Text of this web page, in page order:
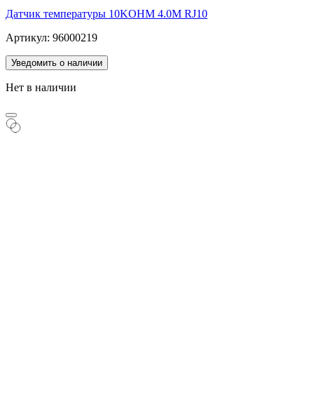
Датчик температуры 10KOHM 4.0M RJ10
Артикул: 96000219
Уведомить о наличии
Нет в наличии